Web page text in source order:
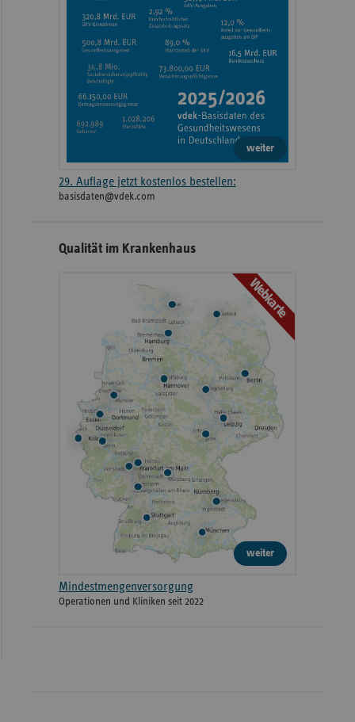
weiter
29. Auflage jetzt kostenlos bestellen:
basisdaten@vdek.com
Qualität im Krankenhaus
Webkarte
weiter
Mindestmengenversorgung
Operationen und Kliniken seit 2022